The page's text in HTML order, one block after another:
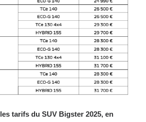
les tarifs du SUV Bigster 2025, en